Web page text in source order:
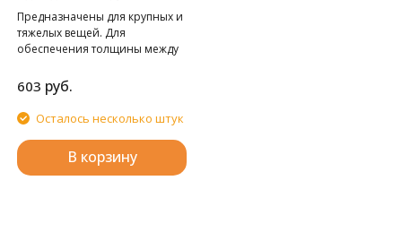
для установки HEMLINE
Предназначены для крупных и
тяжелых вещей. Для
обеспечения толщины между
используйте подкладочную
ткань. Внимание! Слишком
сильные удары молотка могут
повредить поверхность
кнопки! Всегда работайте на
плоской устойчивой
поверхности, защищенной
603 руб.
Осталось несколько штук
В корзину